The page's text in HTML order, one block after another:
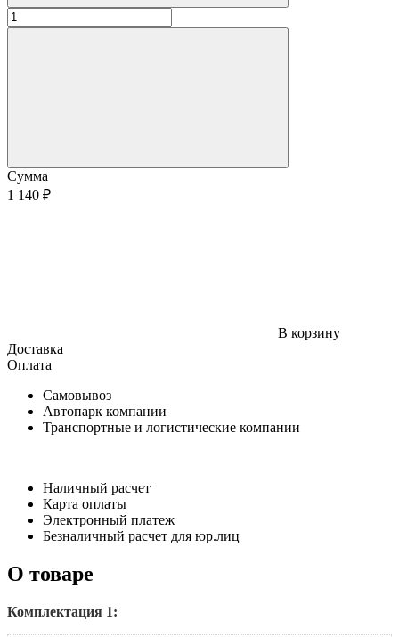
Сумма
1 140 ₽
В корзину
Доставка
Оплата
Самовывоз
Автопарк компании
Транспортные и логистические компании
Наличный расчет
Карта оплаты
Электронный платеж
Безналичный расчет для юр.лиц
О товаре
Комплектация 1: